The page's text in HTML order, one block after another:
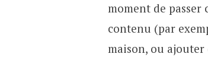
moment de passer
contenu (par
maison, ou